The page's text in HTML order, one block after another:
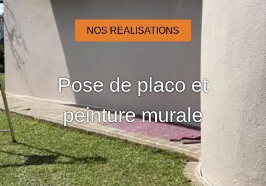
NOS REALISATIONS
Pose de placo et
peinture murale